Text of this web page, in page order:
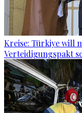
Kreise: Türkiye will
Verteidigungspakt